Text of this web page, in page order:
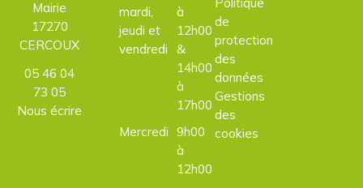
Mairie
17270
CERCOUX
05 46 04
73 05
Nous écrire
mardi,
jeudi et
vendredi
à
12h00
&
14h00
à
17h00
Mercredi 9h00
à
12h00
de
protection
des
données
Gestions
des
cookies